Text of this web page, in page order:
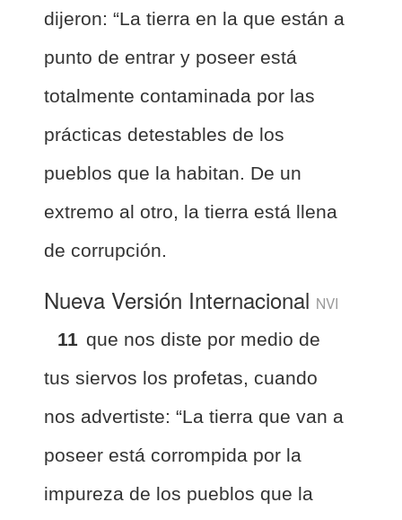
dijeron: “La tierra en la que están a
punto de entrar y poseer está
totalmente contaminada por las
prácticas detestables de los
pueblos que la habitan. De un
extremo al otro, la tierra está llena
de corrupción.
Nueva Versión Internacional NVI
11 que nos diste por medio de
tus siervos los profetas, cuando
nos advertiste: “La tierra que van a
poseer está corrompida por la
impureza de los pueblos que la